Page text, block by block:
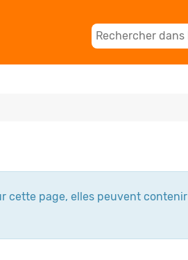
cette page, elles peuvent contenir